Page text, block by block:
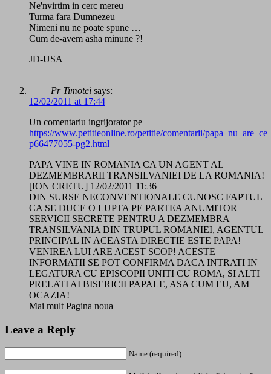
Ne'nvirtim in cerc mereu
Turma fara Dumnezeu
Nimeni nu ne poate spune …
Cum de-avem asha minune ?!
JD-USA
Pr Timotei says:
12/02/2011 at 17:44
Un comentariu ingrijorator pe
https://www.petitieonline.ro/petitie/comentarii/
p66477055-pg2.html
PAPA VINE IN ROMANIA CA UN AGENT AL
DEZMEMBRARII TRANSILVANIEI DE LA ROMANIA!
[ION CRETU] 12/02/2011 11:36
DIN SURSE NECONVENTIONALE CUNOSC FAPTUL
CA SE DUCE O LUPTA PE PARTEA ANUMITOR
SERVICII SECRETE PENTRU A DEZMEMBRA
TRANSILVANIA DIN TRUPUL ROMANIEI, AGENTUL
PRINCIPAL IN ACEASTA DIRECTIE ESTE PAPA!
VENIREA LUI ARE ACEST SCOP! ACESTE
INFORMATII SE POT CONFIRMA DACA INTRATI IN
LEGATURA CU EPISCOPII UNITI CU ROMA, SI ALTI
PRELATI AI BISERICII PAPALE, ASA CUM EU, AM
OCAZIA!
Mai mult Pagina noua
Leave a Reply
Name (required)